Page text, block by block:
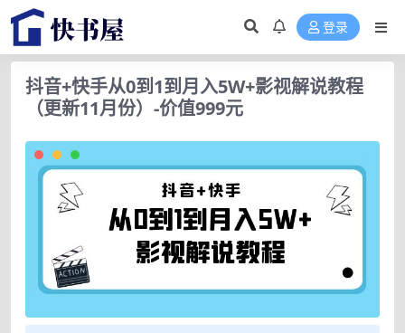
登录
抖音+快手从0到1到月入5W+影视解说教程
（更新11月份）-价值999元